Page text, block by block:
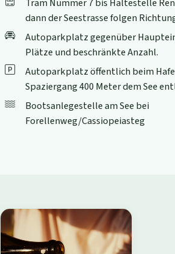
dann der Seestrasse folgen
Autoparkplatz gegenüber
Plätze und beschränkte Anzahl.
Autoparkplatz öffentlich beim
Spaziergang 400 Meter dem See
Bootsanlegestelle am See bei
Forellenweg/Cassiopeiasteg